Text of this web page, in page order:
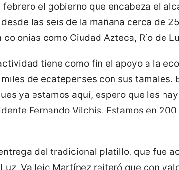
febrero el gobierno que encabeza el
las seis de la mañana cerca de
como Ciudad Azteca, Río de
tiene como fin el apoyo a la
de ecatepenses con sus
ya estamos aquí, espero que les
Fernando Vilchis. Estamos en
del tradicional platillo, que fue
Vallejo Martínez reiteró que con